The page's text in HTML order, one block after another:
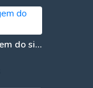
As chaves da Tefilá: A origem do sidur